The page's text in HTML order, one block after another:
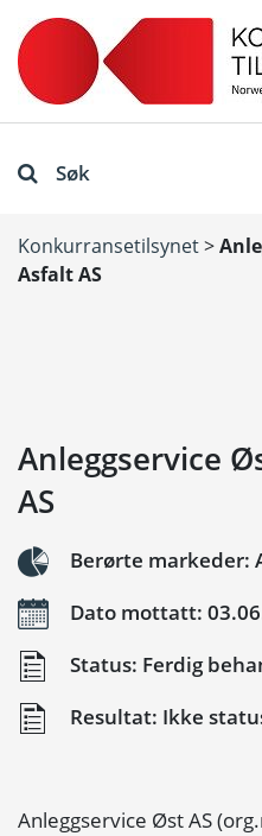
Søk
Konkurransetilsynet>
Asfalt AS
Anleggservice
AS
Berørte markeder:
Dato mottatt:
Status: Ferdig
Resultat: Ikke
Anleggservice Øst AS